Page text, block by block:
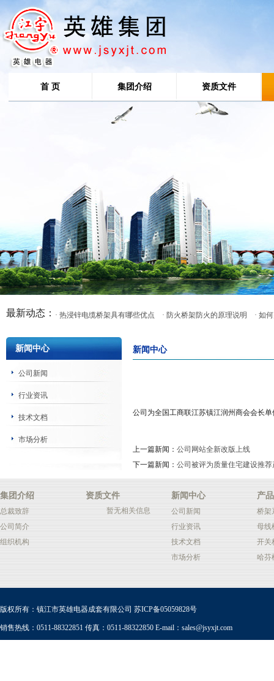
首 页 集团介绍 资质文件
最新动态： · 热浸锌电缆桥架具有哪些优点 · 防火桥架防火的原理说明 · 如
新闻中心
公司新闻
行业资讯
技术文档
市场分析
新闻中心
公司为全国工商联江苏镇江润州商会会长单
上一篇新闻： 公司网站全新改版上线
下一篇新闻： 公司被评为质量住宅建设推荐
集团介绍
总裁致辞
公司简介
组织机构
资质文件
暂无相关信息
新闻中心
公司新闻
行业资讯
技术文档
市场分析
产
桥架
母线
开关
哈芬
版权所有：镇江市英雄电器成套有限公司 苏ICP备05059828号
销售热线：0511-88322851 传真：0511-88322850 E-mail： sales@jsyxjt.com